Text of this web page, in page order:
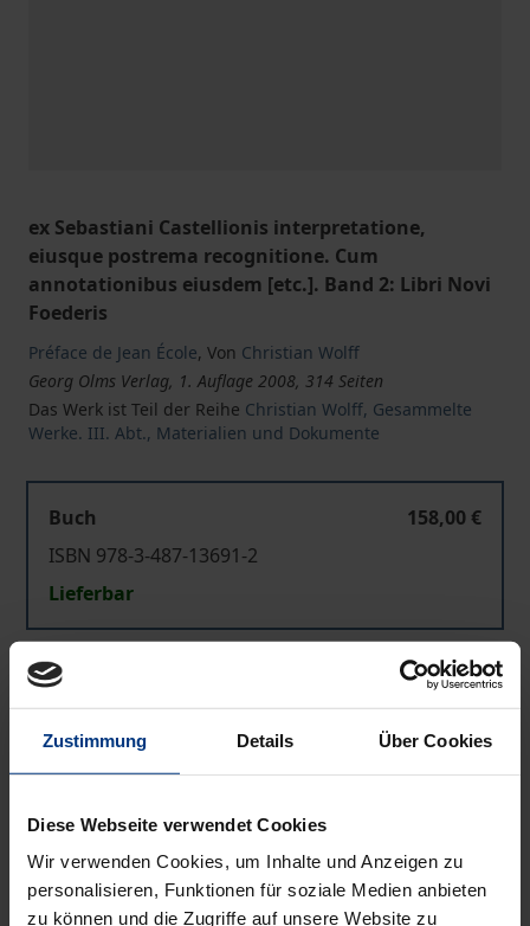
Zustimmung Details Über Cookies
Diese Webseite verwendet Cookies
Wir verwenden Cookies, um Inhalte und Anzeigen zu
personalisieren, Funktionen für soziale Medien anbieten
zu können und die Zugriffe auf unsere Website zu
ex Sebastiani Castellionis interpretatione,
eiusque postrema recognitione. Cum
annotationibus eiusdem [etc.]. Band 2: Libri Novi
Foederis
Préface de Jean École, Von Christian Wolff
Georg Olms Verlag, 1. Auflage 2008, 314 Seiten
Das Werk ist Teil der Reihe Christian Wolff, Gesammelte
Werke. III. Abt., Materialien und Dokumente
Buch
158,00 €
ISBN 978-3-487-13691-2
Lieferbar
Preisangaben inkl. MwSt. Abhängig von der Lieferadresse
Hinweise zu Versandkosten